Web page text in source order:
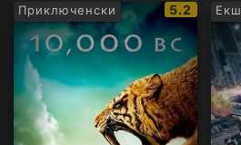
Приключенски
IMDb
рейтинг:
5.2